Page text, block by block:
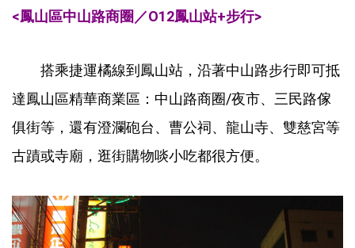
<鳳山區中山路商圈／O12鳳山站+步行>
搭乘捷運橘線到鳳山站，沿著中山路步行即可抵
達鳳山區精華商業區：中山路商圈/夜市、三民路傢
俱街等，還有澄瀾砲台、曹公祠、龍山寺、雙慈宮等
古蹟或寺廟，逛街購物啖小吃都很方便。